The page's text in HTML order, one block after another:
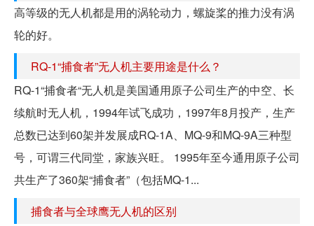
高等级的无人机都是用的涡轮动力，螺旋桨的推力没有涡
轮的好。
RQ-1“捕食者”无人机主要用途是什么？
RQ-1“捕食者“无人机是美国通用原子公司生产的中空、长
续航时无人机，1994年试飞成功，1997年8月投产，生产
总数已达到60架并发展成RQ-1A、MQ-9和MQ-9A三种型
号，可谓三代同堂，家族兴旺。 1995年至今通用原子公司
共生产了360架“捕食者”（包括MQ-1...
捕食者与全球鹰无人机的区别